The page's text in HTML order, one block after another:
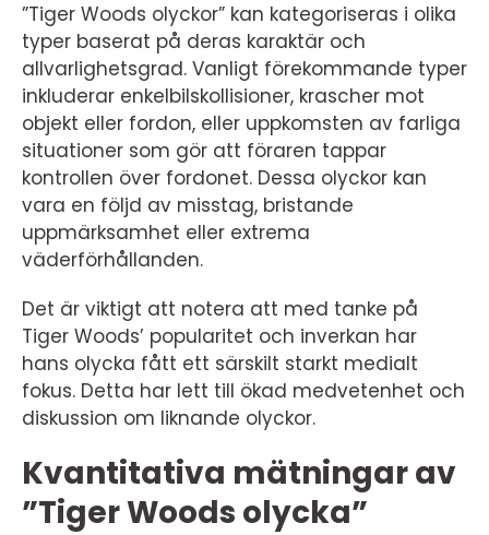
”Tiger Woods olyckor” kan kategoriseras i olika
typer baserat på deras karaktär och
allvarlighetsgrad. Vanligt förekommande typer
inkluderar enkelbilskollisioner, krascher mot
objekt eller fordon, eller uppkomsten av farliga
situationer som gör att föraren tappar
kontrollen över fordonet. Dessa olyckor kan
vara en följd av misstag, bristande
uppmärksamhet eller extrema
väderförhållanden.
Det är viktigt att notera att med tanke på
Tiger Woods’ popularitet och inverkan har
hans olycka fått ett särskilt starkt medialt
fokus. Detta har lett till ökad medvetenhet och
diskussion om liknande olyckor.
Kvantitativa mätningar av
”Tiger Woods olycka”